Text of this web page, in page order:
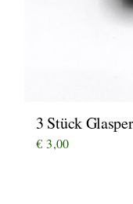
3 Stück
€ 3,00